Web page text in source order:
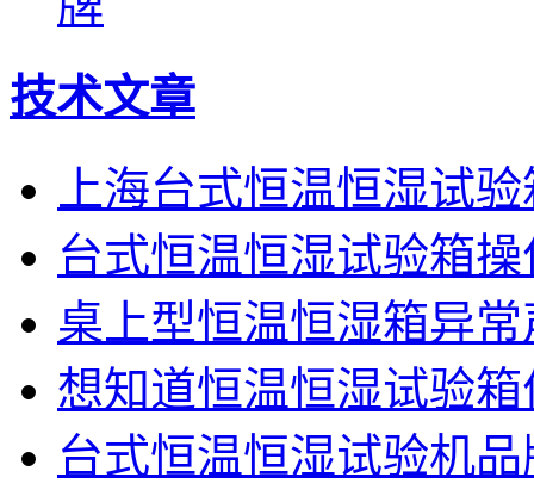
技术文章
上海台式恒温恒湿试
台式恒温恒湿试验箱
桌上型恒温恒湿箱异
想知道恒温恒湿试验
台式恒温恒湿试验机